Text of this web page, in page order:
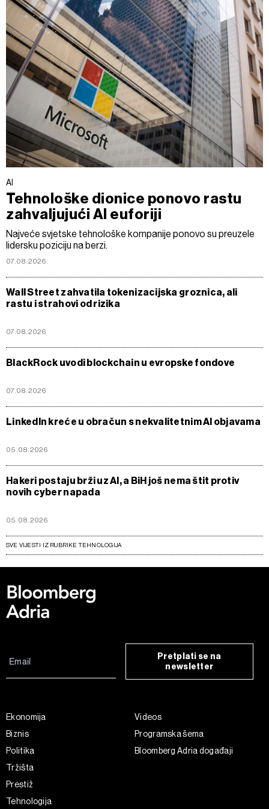
AI
Tehnološke dionice ponovo rastu
zahvaljujući AI euforiji
Najveće svjetske tehnološke kompanije ponovo su preuzele
lidersku poziciju na berzi.
07.08.2026
Wall Street zahvatila tokenizacijska groznica, ali
rastu i strahovi od rizika
07.08.2026
BlackRock uvodi blockchain u evropske fondove
07.08.2026
LinkedIn kreće u obračun s nekvalitetnim AI objavama
05.08.2026
Hakeri postaju brži uz AI, a BiH još nema štit protiv
novih cyber napada
05.08.2026
SVE VIJESTI IZ RUBRIKE TEHNOLOGIJA
Pretplati se na
newsletter
Ekonomija
Biznis
Politika
Tržišta
Prestiž
Tehnologija
Videos
Programska šema
Bloomberg Adria događaji